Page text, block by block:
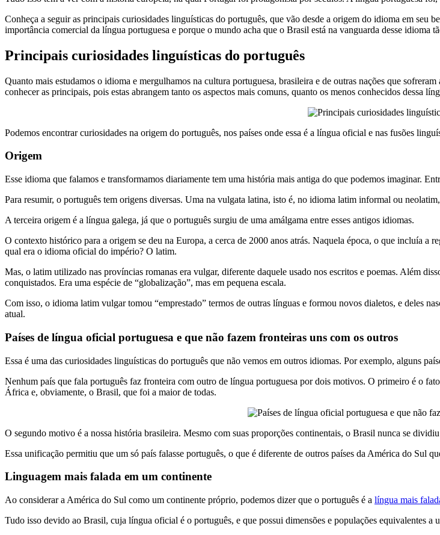
Conheça a seguir as principais curiosidades linguísticas do português, que vão desde a origem do idioma em seu
importância comercial da língua portuguesa e porque o mundo acha que o Brasil está na vanguarda desse idioma
Principais curiosidades linguísticas do português
Quanto mais estudamos o idioma e mergulhamos na cultura portuguesa, brasileira e de outras nações que
conhecer as principais, pois estas abrangem tanto os aspectos mais comuns, quanto os menos conhecidos dessa
Podemos encontrar curiosidades na origem do português, nos países onde essa é a língua oficial e nas fusões
Origem
Esse idioma que falamos e transformamos diariamente tem uma história mais antiga do que podemos imaginar.
Para resumir, o português tem origens diversas. Uma na vulgata latina, isto é, no idioma latim informal ou
A terceira origem é a língua galega, já que o português surgiu de uma amálgama entre esses antigos idiomas.
O contexto histórico para a origem se deu na Europa, a cerca de 2000 anos atrás. Naquela época, o que incluía a
qual era o idioma oficial do império? O latim.
Mas, o latim utilizado nas províncias romanas era vulgar, diferente daquele usado nos escritos e poemas. Além
conquistados. Era uma espécie de “globalização”, mas em pequena escala.
Com isso, o idioma latim vulgar tomou “emprestado” termos de outras línguas e formou novos dialetos, e deles
atual.
Países de língua oficial portuguesa e que não fazem fronteiras uns com os outros
Essa é uma das curiosidades linguísticas do português que não vemos em outros idiomas. Por exemplo, alguns
Nenhum país que fala português faz fronteira com outro de língua portuguesa por dois motivos. O primeiro é o
África e, obviamente, o Brasil, que foi a maior de todas.
O segundo motivo é a nossa história brasileira. Mesmo com suas proporções continentais, o Brasil nunca se
Essa unificação permitiu que um só país falasse português, o que é diferente de outros países da América do Sul
Linguagem mais falada em um continente
Ao considerar a América do Sul como um continente próprio, podemos dizer que o português é a língua mais
Tudo isso devido ao Brasil, cuja língua oficial é o português, e que possui dimensões e populações equivalentes a